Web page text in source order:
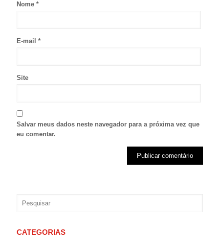
Nome *
E-mail *
Site
Salvar meus dados neste navegador para a próxima vez que
eu comentar.
CATEGORIAS